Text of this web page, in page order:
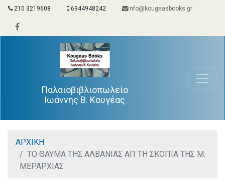
210 3219608 6944948242 info@kougeasbooks.gr
Παλαιοβιβλιοπωλείο
Ιωάννης Β. Κουγέας
ΑΡΧΙΚΗ
ΤΟ ΘΑΥΜΑ ΤΗΣ ΑΛΒΑΝΙΑΣ ΑΠ ΤΗ ΣΚΟΠΙΑ ΤΗΣ Μ.
ΜΕΡΑΡΧΙΑΣ